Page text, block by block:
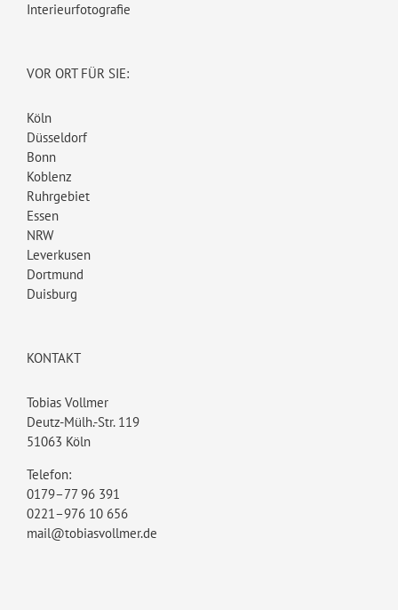
Interieurfotografie
VOR ORT FÜR SIE:
Köln
Düsseldorf
Bonn
Koblenz
Ruhrgebiet
Essen
NRW
Leverkusen
Dortmund
Duisburg
KONTAKT
Tobias Vollmer
Deutz-Mülh.-Str. 119
51063 Köln
Telefon:
0179–77 96 391
0221–976 10 656
mail@tobiasvollmer.de